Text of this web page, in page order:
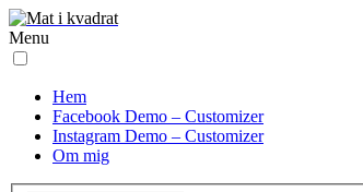
Menu
Hem
Facebook Demo – Customizer
Instagram Demo – Customizer
Om mig